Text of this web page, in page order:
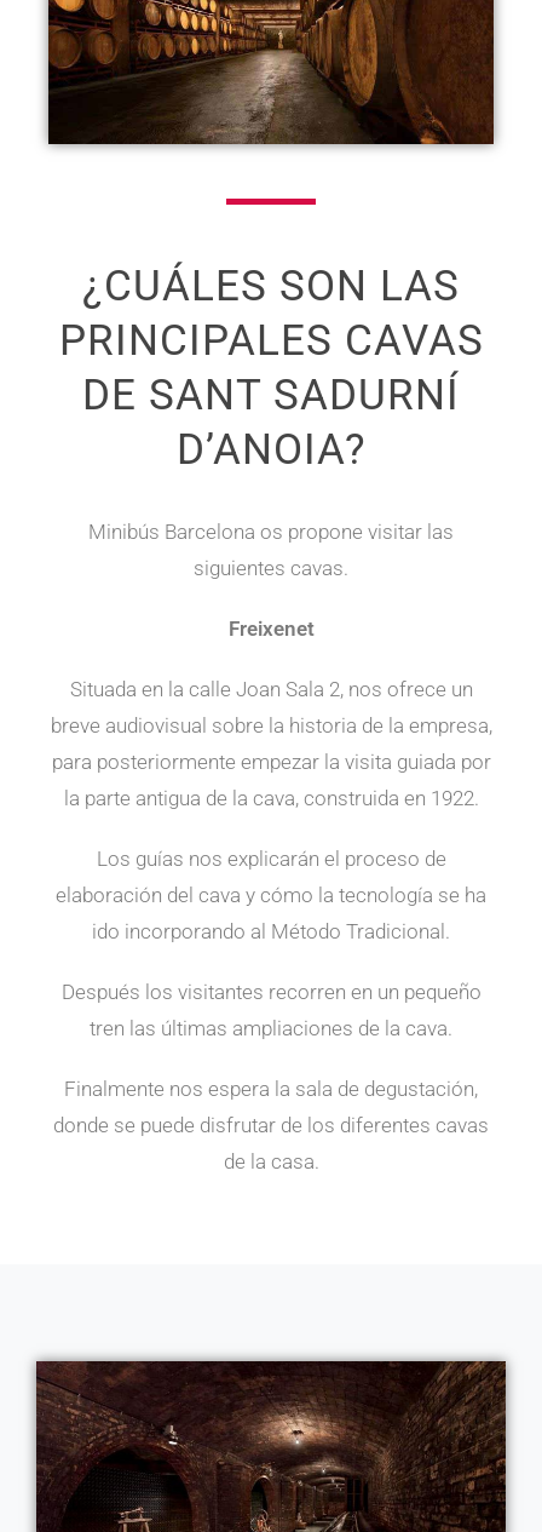
¿CUÁLES SON LAS
PRINCIPALES CAVAS
DE SANT SADURNÍ
D’ANOIA?
Minibús Barcelona os propone visitar las
siguientes cavas.
Freixenet
Situada en la calle Joan Sala 2, nos ofrece un
breve audiovisual sobre la historia de la empresa,
para posteriormente empezar la visita guiada por
la parte antigua de la cava, construida en 1922.
Los guías nos explicarán el proceso de
elaboración del cava y cómo la tecnología se ha
ido incorporando al Método Tradicional.
Después los visitantes recorren en un pequeño
tren las últimas ampliaciones de la cava.
Finalmente nos espera la sala de degustación,
donde se puede disfrutar de los diferentes cavas
de la casa.